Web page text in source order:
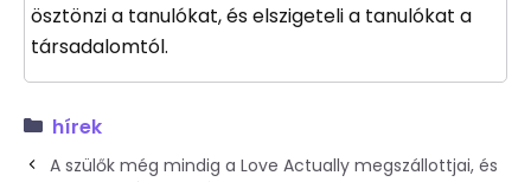
ösztönzi a tanulókat, és elszigeteli a tanulókat a
társadalomtól.
hírek
A szülők még mindig a Love Actually megszállottjai, és